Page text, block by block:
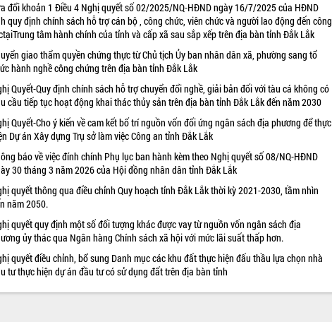
đổi khoản 1 Điều 4 Nghị quyết số 02/2025/NQ-HĐND ngày 16/7/2025 của HĐND
quy định chính sách hỗ trợ cán bộ , công chức, viên chức và người lao động đến công
tâm hành chính của tỉnh và cấp xã sau sắp xếp trên địa bàn tỉnh Đắk Lắk
giao thẩm quyền chứng thực từ Chủ tịch Ủy ban nhân dân xã, phường sang tổ
hành nghề công chứng trên địa bàn tỉnh Đắk Lắk
Quyết-Quy định chính sách hỗ trợ chuyển đổi nghề, giải bản đối với tàu cá không có
cầu tiếp tục hoạt động khai thác thủy sản trên địa bàn tỉnh Đắk Lắk đến năm 2030
Quyết-Cho ý kiến về cam kết bố trí nguồn vốn đối ứng ngân sách địa phương để thực
Dự án Xây dựng Trụ sở làm việc Công an tỉnh Đắk Lắk
báo về việc đính chính Phụ lục ban hành kèm theo Nghị quyết số 08/NQ-HĐND
30 tháng 3 năm 2026 của Hội đồng nhân dân tỉnh Đắk Lắk
quyết thông qua điều chỉnh Quy hoạch tỉnh Đắk Lắk thời kỳ 2021-2030, tầm nhìn
năm 2050.
quyết quy định một số đối tượng khác được vay từ nguồn vốn ngân sách địa
ủy thác qua Ngân hàng Chính sách xã hội với mức lãi suất thấp hơn.
quyết điều chỉnh, bổ sung Danh mục các khu đất thực hiện đấu thầu lựa chọn nhà
tư thực hiện dự án đầu tư có sử dụng đất trên địa bàn tỉnh